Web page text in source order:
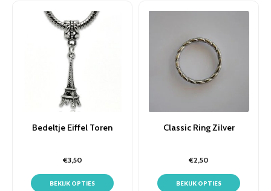
Bedeltje Eiffel Toren
€3,50
BEKIJK OPTIES
Classic Ring Zilver
€2,50
BEKIJK OPTIES